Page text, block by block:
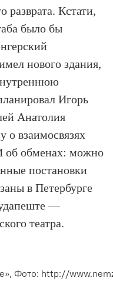
разврата. Кстати,
было бы
нового здания,
Игорь
Анатолия
о взаимосвязях
об обменах: можно
постановки
в Петербурге
—
театра.
Фото: http://